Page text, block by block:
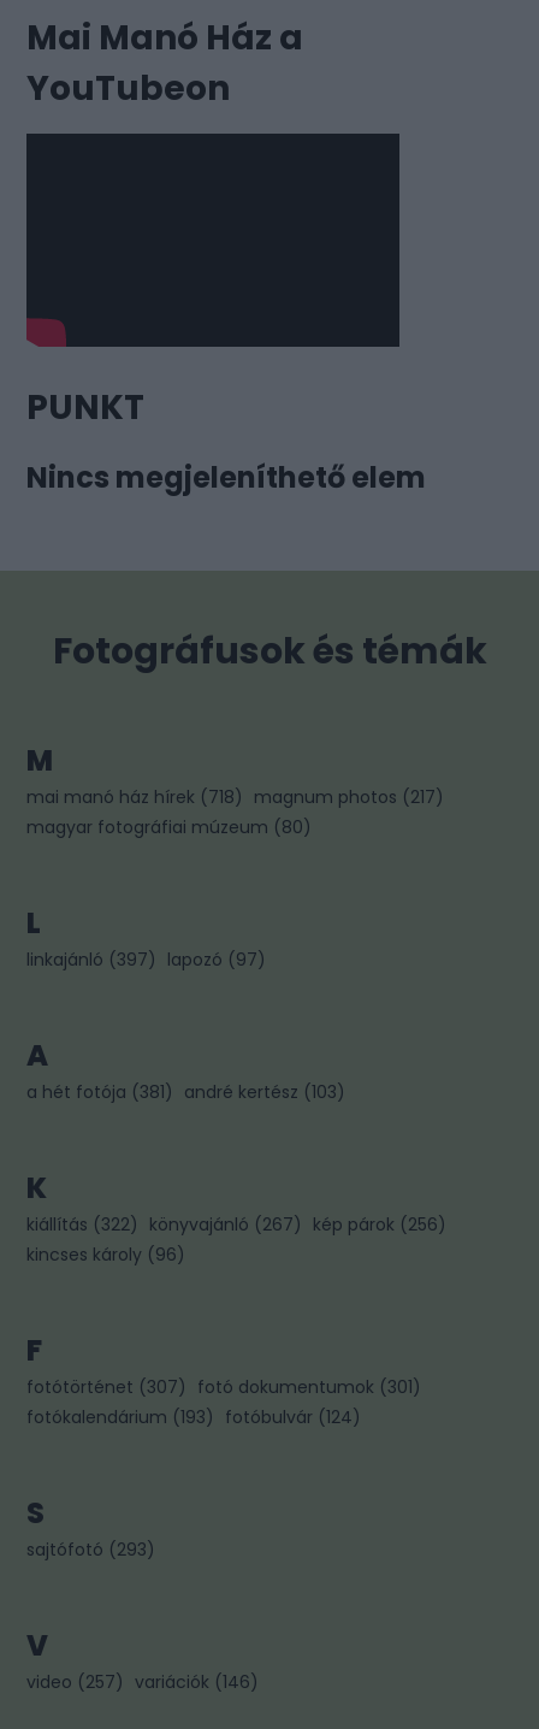
Mai Manó Ház a
YouTubeon
PUNKT
Nincs megjeleníthető elem
Fotográfusok és témák
M
mai manó ház hírek (718) magnum photos (217)
magyar fotográfiai múzeum (80)
L
linkajánló (397) lapozó (97)
A
a hét fotója (381) andré kertész (103)
K
kiállítás (322) könyvajánló (267) kép párok (256)
kincses károly (96)
F
fotótörténet (307) fotó dokumentumok (301)
fotókalendárium (193) fotóbulvár (124)
S
sajtófotó (293)
V
video (257) variációk (146)